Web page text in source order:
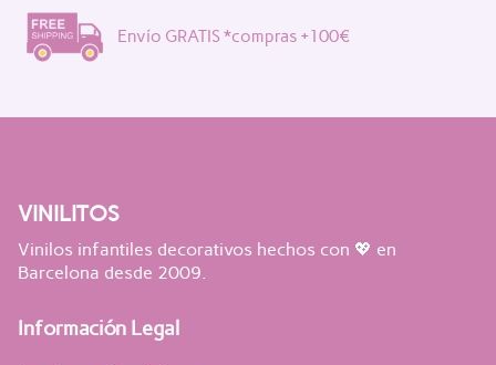
Envío GRATIS *compras +100€
VINILITOS
Vinilos infantiles decorativos hechos con 💖 en
Barcelona desde 2009.
Información Legal